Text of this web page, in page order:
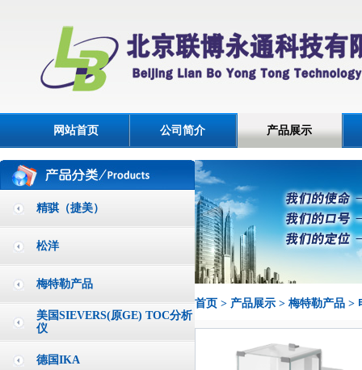
网站首页 公司简介 产品展示
精骐（捷美）
松洋
梅特勒产品
美国SIEVERS(原GE) TOC分析
仪
德国IKA
首页 > 产品展示 > 梅特勒产品 >